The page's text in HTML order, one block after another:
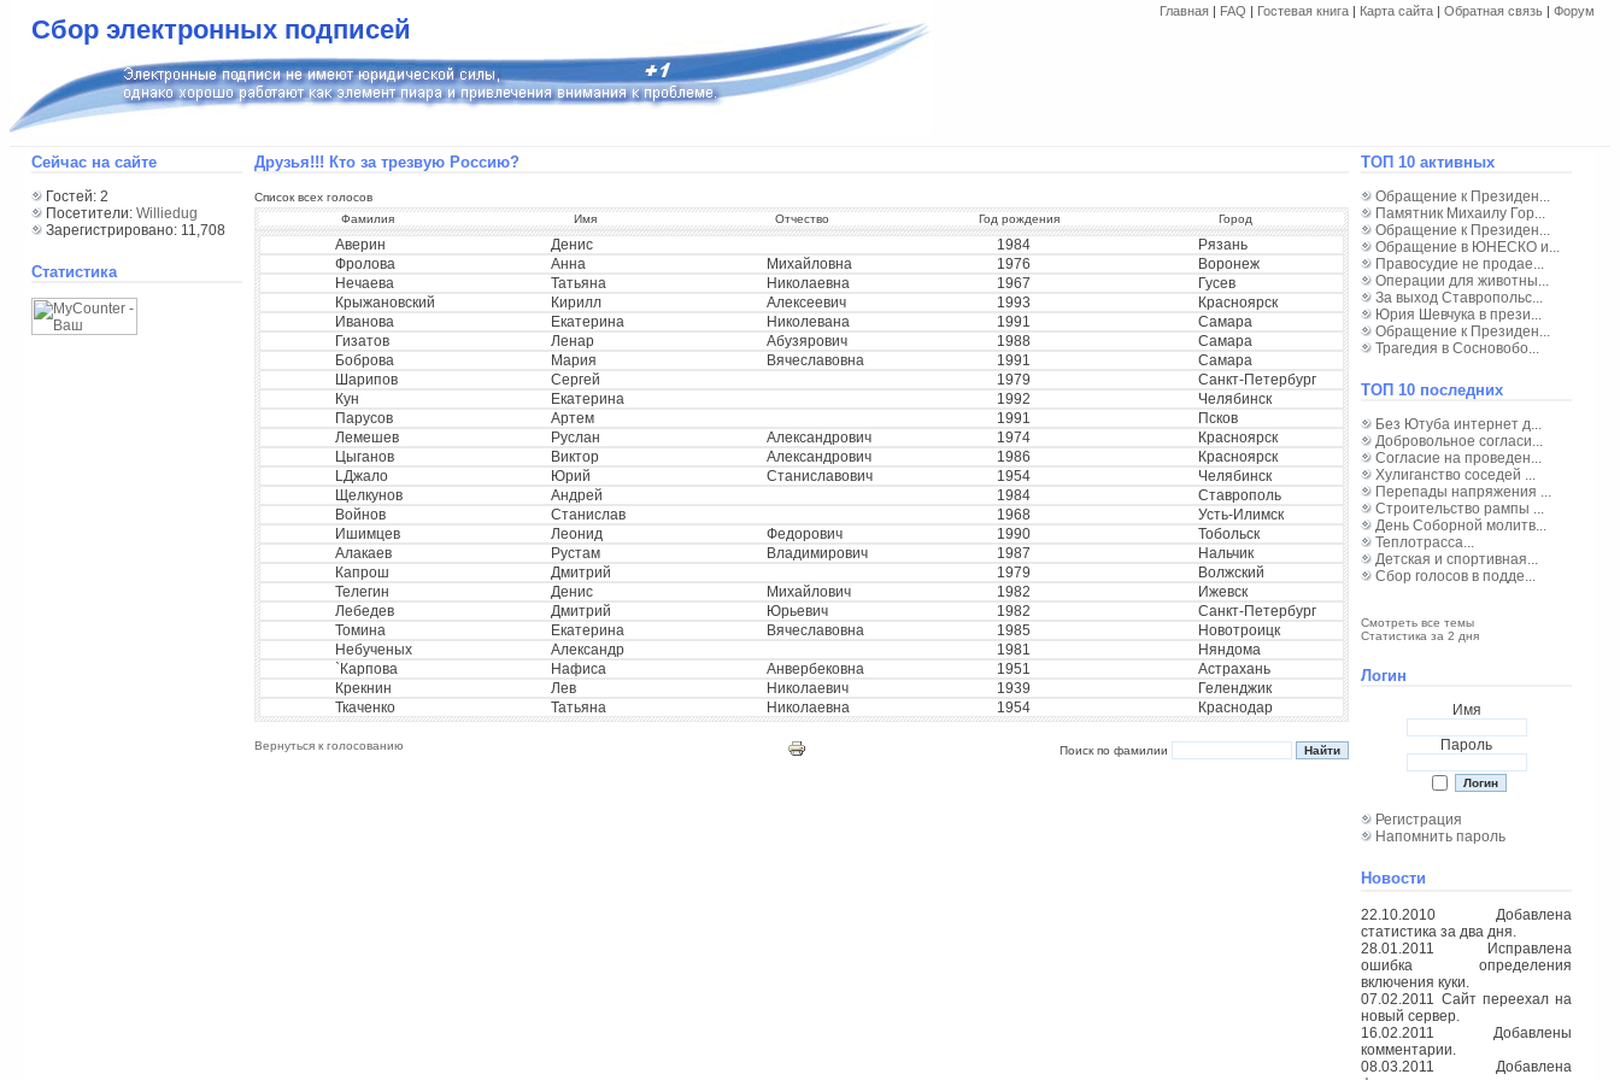
Сбор электронных подписей
Главная | FAQ | Гостевая книга | Карта сайта | Обратная связь | Форум
Сейчас на сайте
Гостей: 2
Посетители:Williedug
Зарегистрировано: 11,708
Статистика
Друзья!!! Кто за трезвую Россию?
Список всех голосов
Фамилия
Имя Отчество Год рождения Город
Аверин Денис 1984
Рязань
Фролова
Анна Михайловна 1976
Воронеж
Нечаева
Татьяна Николаевна 1967
Гусев
Крыжановский
Кирилл Алексеевич 1993
Красноярск
Иванова
Екатерина Николевана 1991
Самара
Гизатов
Ленар Абузярович 1988
Самара
Боброва
Мария Вячеславовна 1991
Самара
Шарипов
Сергей 1979
Санкт-Петербург
Кун
Екатерина 1992
Челябинск
Парусов
Артем 1991
Псков
Лемешев
Руслан Александрович 1974
Красноярск
Цыганов
Виктор Александрович 1986
Красноярск
LДжало
Юрий Станиславович 1954
Челябинск
Щелкунов
Андрей 1984
Ставрополь
Войнов
Станислав 1968
Усть-Илимск
Ишимцев
Леонид Федорович 1990
Тобольск
Алакаев
Рустам Владимирович 1987
Нальчик
Капрош
Дмитрий 1979
Волжский
Телегин
Денис Михайлович 1982
Ижевск
Лебедев
Дмитрий Юрьевич 1982
Санкт-Петербург
Томина
Екатерина Вячеславовна 1985
Новотроицк
Небученых
Александр 1981
Няндома
`Карпова
Нафиса Анвербековна 1951
Астрахань
Крекнин
Лев Николаевич 1939
Геленджик
Ткаченко
Татьяна Николаевна 1954 Краснодар
Вернуться к голосованию Поиск по фамилии
ТОП 10 активных
Обращение к Президен...
Памятник Михаилу Гор...
Обращение к Президен...
Обращение в ЮНЕСКО и...
Правосудие не продае...
Операции для животны...
За выход Ставропольс...
Юрия Шевчука в прези...
Обращение к Президен...
Трагедия в Сосновобо...
ТОП 10 последних
Без Ютуба интернет д...
Добровольное согласи...
Согласие на проведен...
Хулиганство соседей ...
Перепады напряжения ...
Строительство рампы ...
День Соборной молитв...
Теплотрасса...
Детская и спортивная...
Сбор голосов в подде...
Смотреть все темы
Статистика за 2 дня
Логин
Имя
Пароль
Регистрация
Напомнить пароль
Новости
22.10.2010 Добавлена
статистика за два дня.
28.01.2011 Исправлена
ошибка определения
включения куки.
07.02.2011 Сайт переехал на
новый сервер.
16.02.2011 Добавлены
комментарии.
08.03.2011 Добавлена